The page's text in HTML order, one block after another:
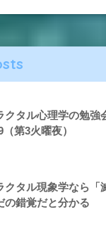
クタル心理学の勉強
（第3火曜夜）
クタル現象学なら「
の錯覚だと分かる